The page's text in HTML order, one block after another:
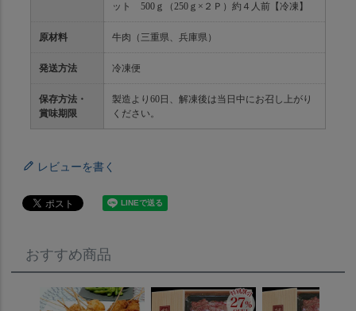
ット 500ｇ（250ｇ×２Ｐ）約４人前【冷凍】
原材料 牛肉（三重県、兵庫県）
発送方法 冷凍便
保存方法・
賞味期限
製造より60日、解凍後は当日中にお召し上がり
ください。
レビューを書く
おすすめ商品